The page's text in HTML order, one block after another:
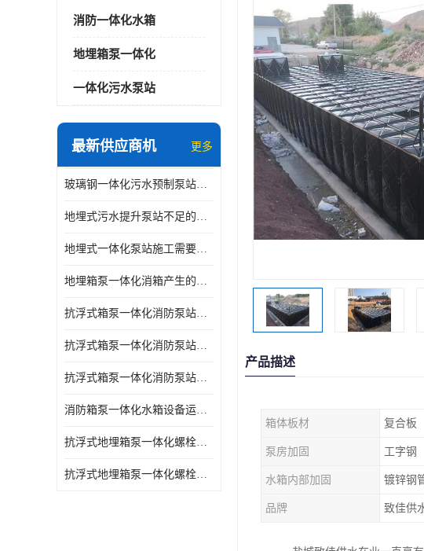
消防一体化水箱
地埋箱泵一体化
一体化污水泵站
最新供应商机 更多
玻璃钢一体化污水预制泵站与自耦底座怎么连接
地埋式污水提升泵站不足的原因
地埋式一体化泵站施工需要的环境特点
地埋箱泵一体化消箱产生的低频噪音怎样减少
抗浮式箱泵一体化消防泵站有哪些特点
抗浮式箱泵一体化消防泵站的应用场景
抗浮式箱泵一体化消防泵站的数据采集过程
消防箱泵一体化水箱设备运行过程中如护
抗浮式地埋箱泵一体化螺栓连接部分如何防止漏水、漏气呢
抗浮式地埋箱泵一体化螺栓连接部分
产品描述
箱体板材 复合板
泵房加固 工字钢
水箱内部加固 镀锌钢
品牌 致佳供